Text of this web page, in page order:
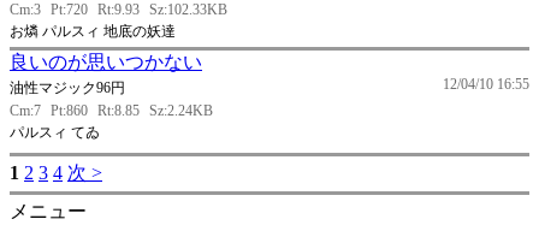
Cm:3 Pt:720 Rt:9.93 Sz:102.33KB
お燐 パルスィ 地底の妖達
良いのが思いつかない
12/04/10 16:55
油性マジック96円
Cm:7 Pt:860 Rt:8.85 Sz:2.24KB
パルスィ てゐ
1 2 3 4 次 >
メニュー